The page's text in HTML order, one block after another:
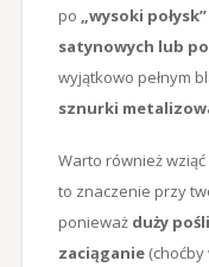
po „wysoki
satynowych lub
wyjątkowo pełnym
sznurki
Warto również
to znaczenie przy
ponieważ duży
zaciąganie